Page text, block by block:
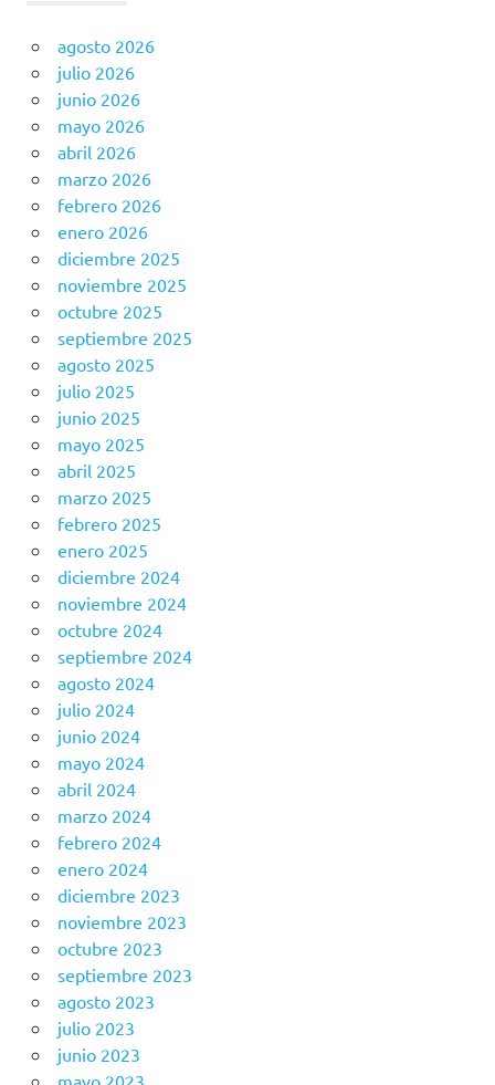
agosto 2026
julio 2026
junio 2026
mayo 2026
abril 2026
marzo 2026
febrero 2026
enero 2026
diciembre 2025
noviembre 2025
octubre 2025
septiembre 2025
agosto 2025
julio 2025
junio 2025
mayo 2025
abril 2025
marzo 2025
febrero 2025
enero 2025
diciembre 2024
noviembre 2024
octubre 2024
septiembre 2024
agosto 2024
julio 2024
junio 2024
mayo 2024
abril 2024
marzo 2024
febrero 2024
enero 2024
diciembre 2023
noviembre 2023
octubre 2023
septiembre 2023
agosto 2023
julio 2023
junio 2023